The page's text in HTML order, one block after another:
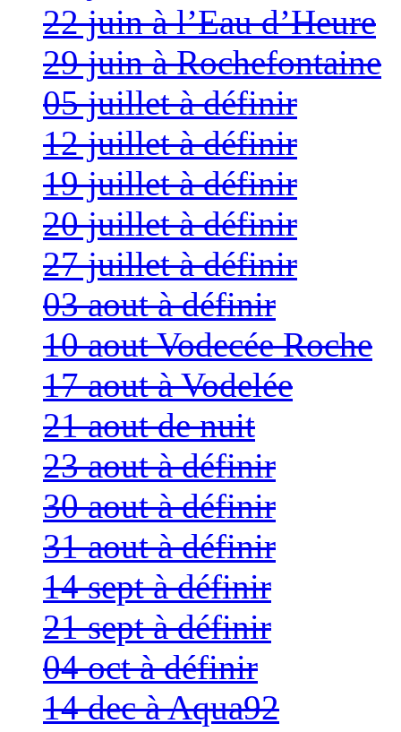
22 juin à l’Eau d’Heure
29 juin à Rochefontaine
05 juillet à définir
12 juillet à définir
19 juillet à définir
20 juillet à définir
27 juillet à définir
03 aout à définir
10 aout Vodecée Roche
17 aout à Vodelée
21 aout de nuit
23 aout à définir
30 aout à définir
31 aout à définir
14 sept à définir
21 sept à définir
04 oct à définir
14 dec à Aqua92